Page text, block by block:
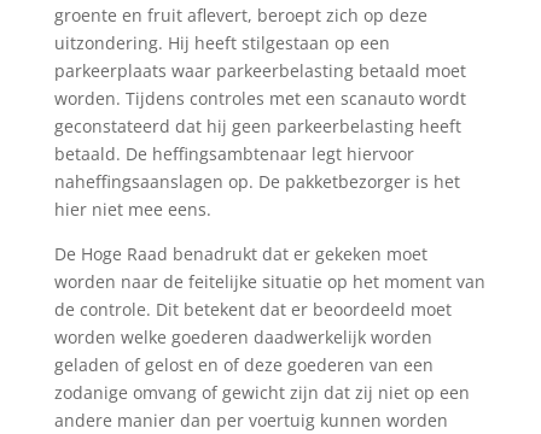
groente en fruit aflevert, beroept zich op deze
uitzondering. Hij heeft stilgestaan op een
parkeerplaats waar parkeerbelasting betaald moet
worden. Tijdens controles met een scanauto wordt
geconstateerd dat hij geen parkeerbelasting heeft
betaald. De heffingsambtenaar legt hiervoor
naheffingsaanslagen op. De pakketbezorger is het
hier niet mee eens.
De Hoge Raad benadrukt dat er gekeken moet
worden naar de feitelijke situatie op het moment van
de controle. Dit betekent dat er beoordeeld moet
worden welke goederen daadwerkelijk worden
geladen of gelost en of deze goederen van een
zodanige omvang of gewicht zijn dat zij niet op een
andere manier dan per voertuig kunnen worden